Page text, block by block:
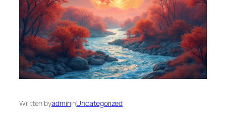
Written byadmininUncategorized